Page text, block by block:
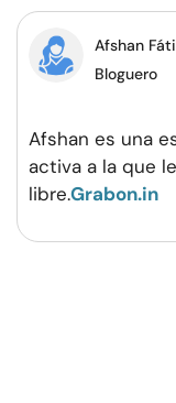
Afshan
Bloguero
Afshan es una
activa a la que
libre.Grabon.in